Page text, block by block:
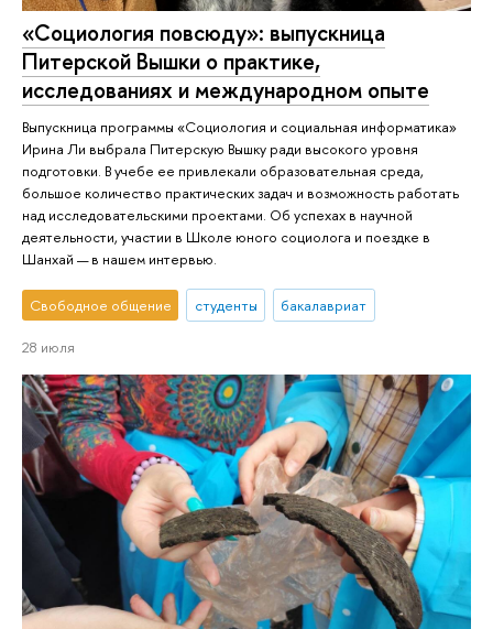
«Социология повсюду»: выпускница
Питерской Вышки о практике,
исследованиях и международном опыте
Выпускница программы «Социология и социальная информатика»
Ирина Ли выбрала Питерскую Вышку ради высокого уровня
подготовки. В учебе ее привлекали образовательная среда,
большое количество практических задач и возможность работать
над исследовательскими проектами. Об успехах в научной
деятельности, участии в Школе юного социолога и поездке в
Шанхай — в нашем интервью.
Свободное общение студенты бакалавриат
28 июля